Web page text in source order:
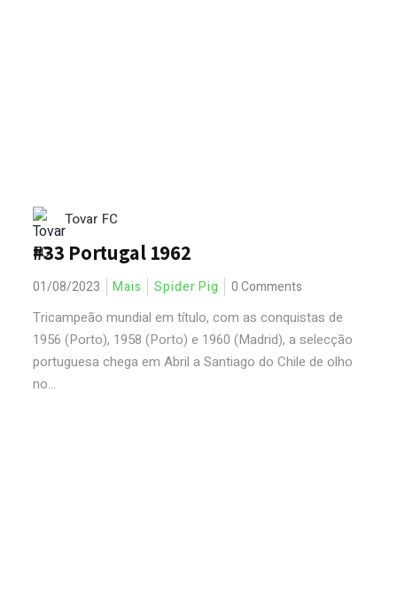
Tovar FC
#33 Portugal 1962
01/08/2023 Mais Spider Pig 0 Comments
Tricampeão mundial em título, com as conquistas de
1956 (Porto), 1958 (Porto) e 1960 (Madrid), a selecção
portuguesa chega em Abril a Santiago do Chile de olho
no...